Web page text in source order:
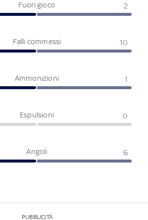
Fuori gioco 2
Falli commessi 10
Ammonizioni 1
Espulsioni 0
Angoli 6
PUBBLICITÀ